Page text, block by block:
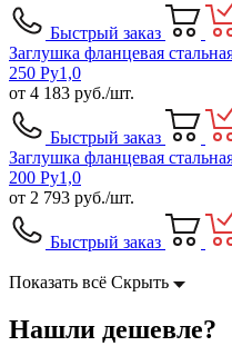
Быстрый заказ
Заглушка фланцевая
250 Ру1,0
от 4 183 руб./шт.
Быстрый заказ
Заглушка фланцевая
200 Ру1,0
от 2 793 руб./шт.
Быстрый заказ
Показать всё Скрыть
Нашли дешевле?